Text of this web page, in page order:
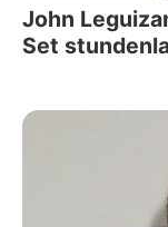
John
Set